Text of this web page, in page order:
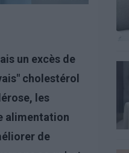
un excès de
cholestérol
les
alimentation
de